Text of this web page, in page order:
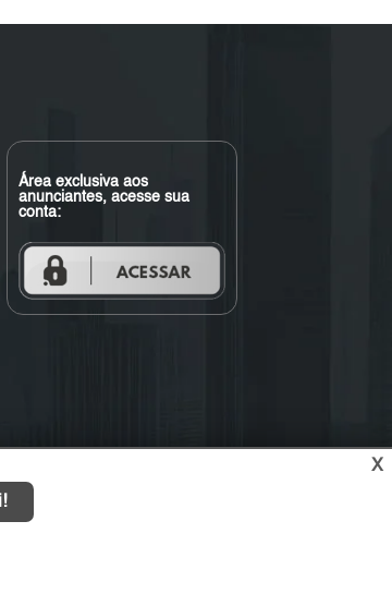
Área exclusiva aos
anunciantes, acesse sua
conta:
X